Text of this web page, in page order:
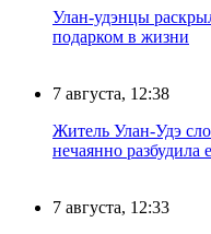
Улан-удэнцы
подарком в жизни
7 августа, 12:38
Житель Улан-Удэ
нечаянно разбудила
7 августа, 12:33